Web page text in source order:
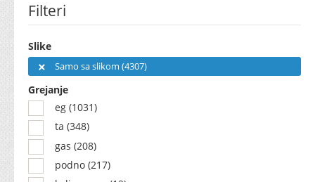
Filteri
Slike
Samo sa slikom (4307)
Grejanje
eg (1031)
ta (348)
gas (208)
podno (217)